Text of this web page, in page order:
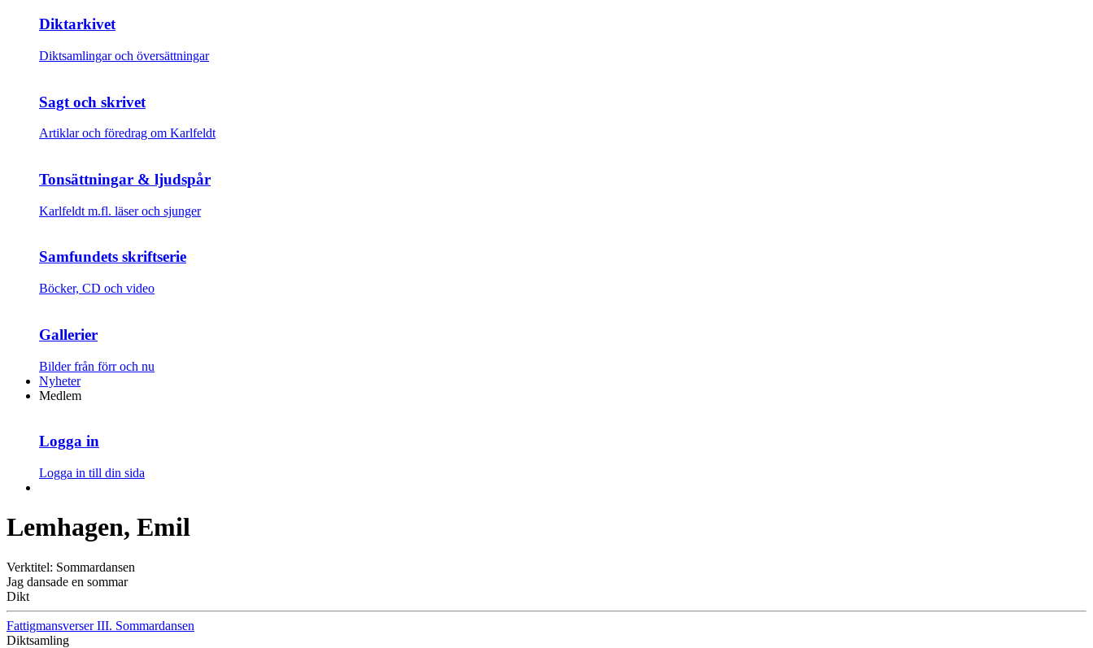
Diktarkivet
Diktsamlingar och översättningar
Sagt och skrivet
Artiklar och föredrag om Karlfeldt
Tonsättningar & ljudspår
Karlfeldt m.fl. läser och sjunger
Samfundets skriftserie
Böcker, CD och video
Gallerier
Bilder från förr och nu
Nyheter
Medlem
Logga in
Logga in till din sida
Lemhagen, Emil
Verktitel: Sommardansen
Jag dansade en sommar
Dikt
Fattigmansverser III. Sommardansen
Diktsamling